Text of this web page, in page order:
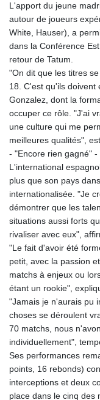
L'apport du jeune
autour de joueurs
White, Hauser), a
dans la Conférence
retour de Tatum.
"On dit que les titres
18. C'est qu'ils doivent
Gonzalez, dont la
occuper ce rôle. "J'ai
une culture qui me
meilleures qualités",
- "Encore rien gagné" -
L'international
plus que son pays
internationalisée. "Je
démontrer que les
situations aussi forts
rivaliser avec eux",
"Le fait d'avoir été
petit, avec la passion
matchs à enjeux ou
étant un rookie",
"Jamais je n'aurais pu
choses se déroulent
70 matchs, nous
individuellement",
Ses performances
points, 16 rebonds)
interceptions et deux
place dans le cinq des